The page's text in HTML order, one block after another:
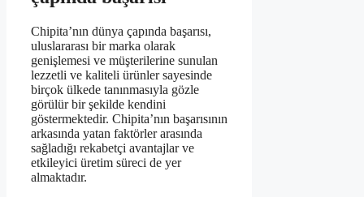
Chipita’nın dünya çapında başarısı,
uluslararası bir marka olarak
genişlemesi ve müşterilerine sunulan
lezzetli ve kaliteli ürünler sayesinde
birçok ülkede tanınmasıyla gözle
görülür bir şekilde kendini
göstermektedir. Chipita’nın başarısının
arkasında yatan faktörler arasında
sağladığı rekabetçi avantajlar ve
etkileyici üretim süreci de yer
almaktadır.